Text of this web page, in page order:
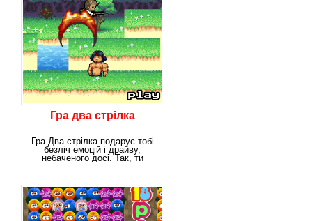
Гра два стрілка
Гра Два стрілка подарує тобі
безліч емоцій і драйву,
небаченого досі. Так, ти